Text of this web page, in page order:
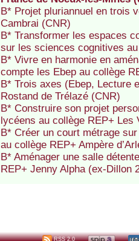
B* Projet pluriannuel en trois
Cambrai (CNR)
B* Transformer les espaces
sur les sciences cognitives
B* Vivre en harmonie en
compte les Ebep au collège
B* Trois axes (Ebep, Lecture
Rostand de Trélazé (CNR)
B* Construire son projet
lycéens au collège REP+
B* Créer un court métrage
au collège REP+ Ampère
B* Aménager une salle
REP+ Jenny Alpha (ex-Dillon
RSS 2.0